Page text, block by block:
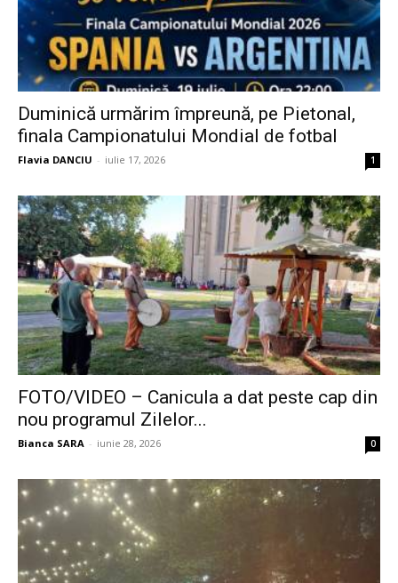
Duminică urmărim împreună, pe Pietonal,
finala Campionatului Mondial de fotbal
Flavia DANCIU - iulie 17, 2026 1
FOTO/VIDEO – Canicula a dat peste cap din
nou programul Zilelor...
Bianca SARA - iunie 28, 2026 0